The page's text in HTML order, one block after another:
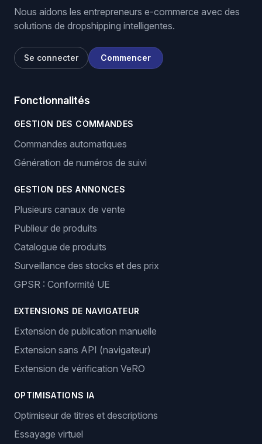
Nous aidons les entrepreneurs e-commerce avec des
solutions de dropshipping intelligentes.
Se connecter Commencer
Fonctionnalités
GESTION DES COMMANDES
Commandes automatiques
Génération de numéros de suivi
GESTION DES ANNONCES
Plusieurs canaux de vente
Publieur de produits
Catalogue de produits
Surveillance des stocks et des prix
GPSR : Conformité UE
EXTENSIONS DE NAVIGATEUR
Extension de publication manuelle
Extension sans API (navigateur)
Extension de vérification VeRO
OPTIMISATIONS IA
Optimiseur de titres et descriptions
Essayage virtuel